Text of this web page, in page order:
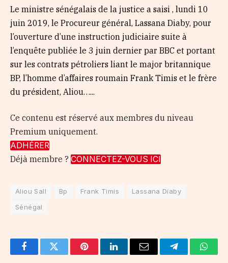
Le ministre sénégalais de la justice a saisi , lundi 10
juin 2019, le Procureur général, Lassana Diaby, pour
l’ouverture d’une instruction judiciaire suite à
l’enquête publiée le 3 juin dernier par BBC et portant
sur les contrats pétroliers liant le major britannique
BP, l’homme d’affaires roumain Frank Timis et le frère
du président, Aliou…...
Ce contenu est réservé aux membres du niveau
Premium uniquement.
ADHÉRER
Déjà membre ? CONNECTEZ-VOUS ICI
Aliou Sall Bp Frank Timis
Lassana Diaby
Sénégal
FacebookTwitter PinterestLinkedInEmail Telegram